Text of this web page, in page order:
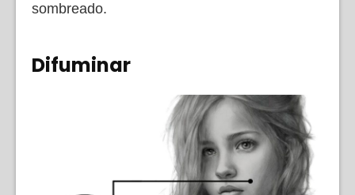
sombreado.
Difuminar